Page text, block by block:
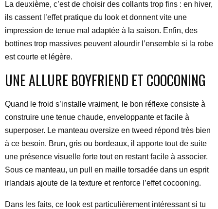
La deuxième, c’est de choisir des collants trop fins : en hiver,
ils cassent l’effet pratique du look et donnent vite une
impression de tenue mal adaptée à la saison. Enfin, des
bottines trop massives peuvent alourdir l’ensemble si la robe
est courte et légère.
UNE ALLURE BOYFRIEND ET COOCONING
Quand le froid s’installe vraiment, le bon réflexe consiste à
construire une tenue chaude, enveloppante et facile à
superposer. Le manteau oversize en tweed répond très bien
à ce besoin. Brun, gris ou bordeaux, il apporte tout de suite
une présence visuelle forte tout en restant facile à associer.
Sous ce manteau, un pull en maille torsadée dans un esprit
irlandais ajoute de la texture et renforce l’effet cocooning.
Dans les faits, ce look est particulièrement intéressant si tu